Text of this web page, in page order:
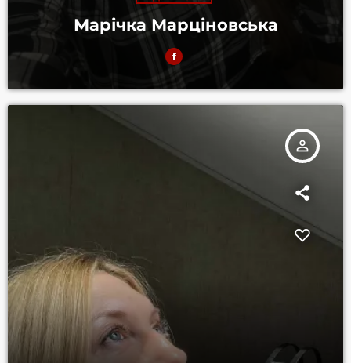
Марічка Марціновська
person_outline